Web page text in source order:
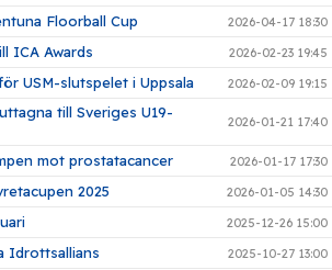
Floorball Cup 2026-04-17 18:30
ICA Awards 2026-02-23 19:45
USM-slutspelet i Uppsala 2026-02-09 19:15
till Sveriges U19-
2026-01-21 17:40
mot prostatacancer 2026-01-17 17:30
2025 2026-01-05 14:30
2025-12-26 15:00
Idrottsallians 2025-10-27 13:00